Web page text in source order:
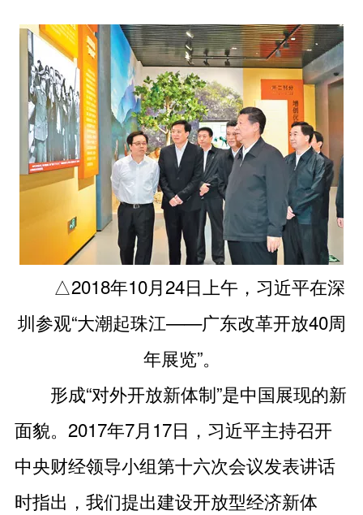
△2018年10月24日上午，习近平在深
圳参观“大潮起珠江——广东改革开放40周
年展览”。
形成“对外开放新体制”是中国展现的新
面貌。2017年7月17日，习近平主持召开
中央财经领导小组第十六次会议发表讲话
时指出，我们提出建设开放型经济新体